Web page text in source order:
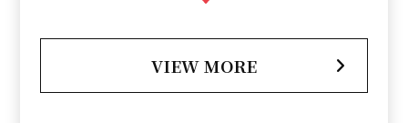
VIEW MORE